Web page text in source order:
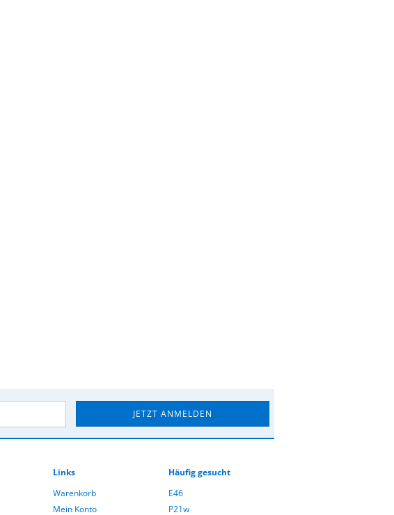
Links
Warenkorb
Mein Konto
Häufig gesucht
E46
P21w